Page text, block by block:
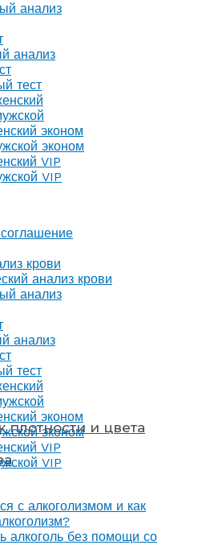
напитков
плотности и цвета
анализ
анализ
тест
эконом
эконом
VIP
VIP
крови
анализ крови
анализ
анализ
тест
эконом
эконом
VIP
VIP
с алкоголизмом и как
алкоголь без помощи со